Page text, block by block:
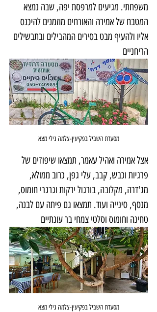
משפחתי. מגיעים למרפסת יפה, שבה נמצא
המטבח של אמירה והאורחים מוזמנים להיכנס
אליו ולהעיף מבט בסירים המהבילים ובתבשילים
הריחניים
מסעדת השביל בפקיעין-צלמה גילי מצא
אצל אמירה ואהיל עאמר, תמצאו שיפודים של
פרגיות וכבש, קבב, עלי גפן, כרוב ממולא,
מג'דרה, מקלובה, בורגול ירקות וגרגרי חומוס,
מנסף, סינייה ועוד. תמצאו גם פיתה עם לבנה,
טחינה וחומוס וסלטי צמחי בר עונתיים
מסעדת השביל בפקיעין-צלמה גילי מצא